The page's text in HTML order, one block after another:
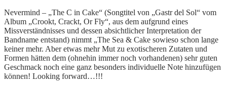
Nevermind – „The C in Cake“ (Songtitel von „Gastr del Sol“ vom
Album „Crookt, Crackt, Or Fly“, aus dem aufgrund eines
Missverständnisses und dessen absichtlicher Interpretation der
Bandname entstand) nimmt „The Sea & Cake sowieso schon lange
keiner mehr. Aber etwas mehr Mut zu exotischeren Zutaten und
Formen hätten dem (ohnehin immer noch vorhandenen) sehr guten
Geschmack noch eine ganz besonders individuelle Note hinzufügen
können! Looking forward…!!!